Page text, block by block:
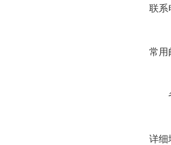
联系
常用
详细